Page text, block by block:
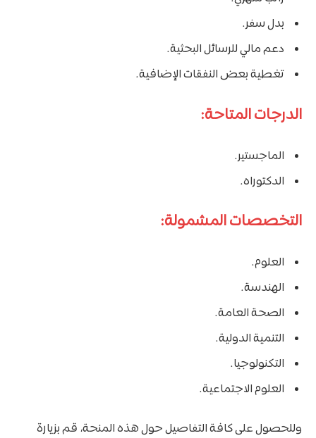
بدل سفر.
دعم مالي للرسائل البحثية.
تغطية بعض النفقات الإضافية.
الدرجات المتاحة:
الماجستير.
الدكتوراه.
التخصصات المشمولة:
العلوم.
الهندسة.
الصحة العامة.
التنمية الدولية.
التكنولوجيا.
العلوم الاجتماعية.
وللحصول على كافة التفاصيل حول هذه المنحة، قم بزيارة